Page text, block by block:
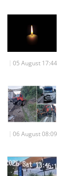
05 August 17:44
06 August 08:09